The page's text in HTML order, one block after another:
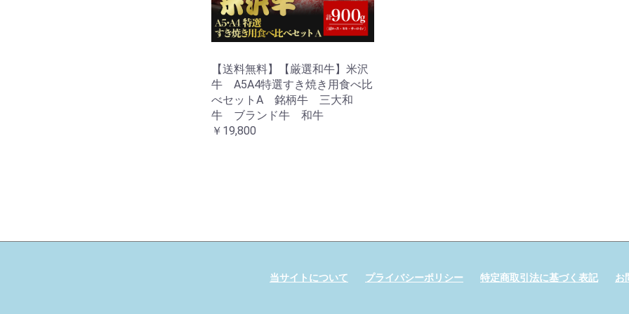
【送料無料】【厳選和牛】米沢
牛 A5A4特選すき焼き用食べ比
べセットA 銘柄牛 三大和
牛 ブランド牛 和牛
￥19,800
当サイトについて プライバシーポリシー 特定商取引法に基づく表記 お